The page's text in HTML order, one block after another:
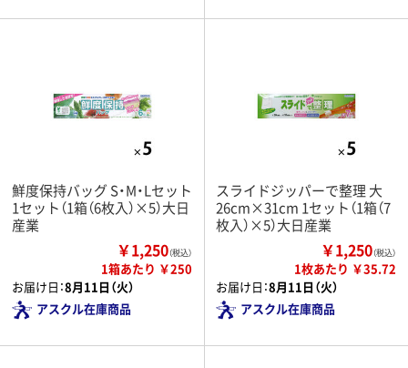
鮮度保持バッグ S・M・Lセット
1セット（1箱（6枚入）×5）大日
産業
￥1,250（税込）
1箱あたり ￥250
お届け日：8月11日（火）
アスクル在庫商品
スライドジッパーで整理 大
26cm×31cm 1セット（1箱（7
枚入）×5）大日産業
￥1,250（税込）
1枚あたり ￥35.72
お届け日：8月11日（火）
アスクル在庫商品